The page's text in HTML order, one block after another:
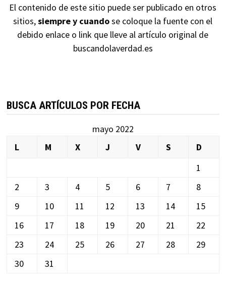
El contenido de este sitio puede ser publicado en otros
sitios,siempre y cuandose coloque la fuente con el
debido enlace o link que lleve al artículo original de
buscandolaverdad.es
BUSCA ARTÍCULOS POR FECHA
mayo 2022
L
M X J V S
D
1
2
3 4 5 6 7
8
9
10 11 12 13 14
15
16
17 18 19 20 21
22
23
24 25 26 27 28
29
30
31